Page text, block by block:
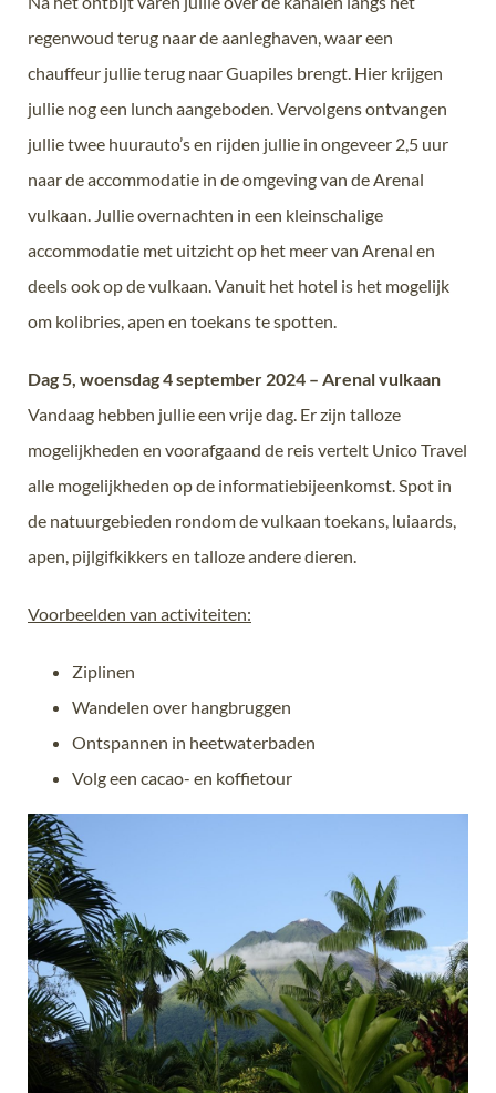
regenwoud terug naar de aanleghaven, waar een
chauffeur jullie terug naar Guapiles brengt. Hier krijgen
jullie nog een lunch aangeboden. Vervolgens ontvangen
jullie twee huurauto’s en rijden jullie in ongeveer 2,5 uur
naar de accommodatie in de omgeving van de Arenal
vulkaan. Jullie overnachten in een kleinschalige
accommodatie met uitzicht op het meer van Arenal en
deels ook op de vulkaan. Vanuit het hotel is het mogelijk
om kolibries, apen en toekans te spotten.
Dag 5, woensdag 4 september 2024 – Arenal vulkaan
Vandaag hebben jullie een vrije dag. Er zijn talloze
mogelijkheden en voorafgaand de reis vertelt Unico Travel
alle mogelijkheden op de informatiebijeenkomst. Spot in
de natuurgebieden rondom de vulkaan toekans, luiaards,
apen, pijlgifkikkers en talloze andere dieren.
Voorbeelden van activiteiten:
Ziplinen
Wandelen over hangbruggen
Ontspannen in heetwaterbaden
Volg een cacao- en koffietour